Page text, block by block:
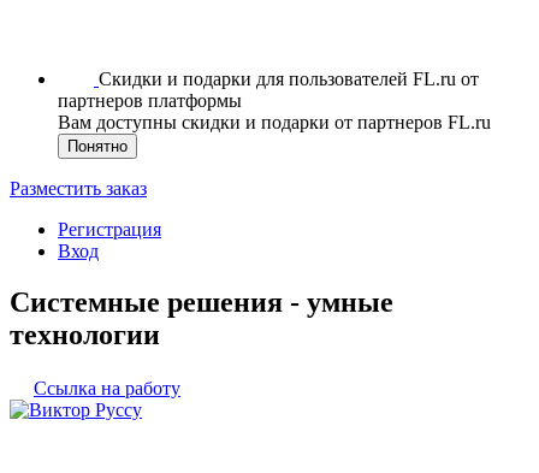
Скидки и подарки для пользователей FL.ru от
партнеров платформы
Вам доступны скидки и подарки от партнеров FL.ru
Понятно
Разместить заказ
Регистрация
Вход
Системные решения - умные
технологии
Ссылка на работу